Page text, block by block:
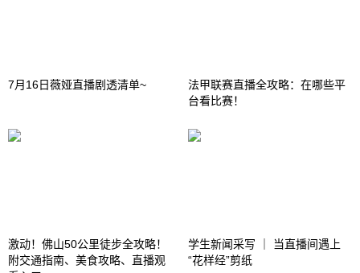
7月16日薇娅直播剧透清单~
法甲联赛直播全攻略：在哪些平
台看比赛！
激动！佛山50公里徒步全攻略！
附交通指南、美食攻略、直播观
学生新闻采写 ｜ 当直播间遇上
“花样经”剪纸